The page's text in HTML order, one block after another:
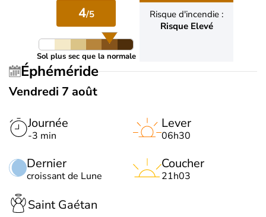
4/5
Sol plus sec que la normale
Risque d'incendie :
Risque Elevé
Éphéméride
Vendredi 7 août
Journée
-3 min
Dernier
croissant de Lune
Lever
06h30
Coucher
21h03
Saint Gaétan